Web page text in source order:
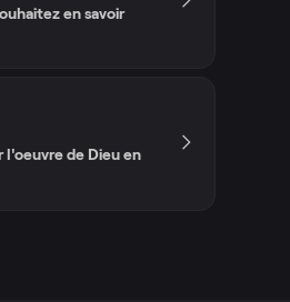
en savoir
l'oeuvre de Dieu en